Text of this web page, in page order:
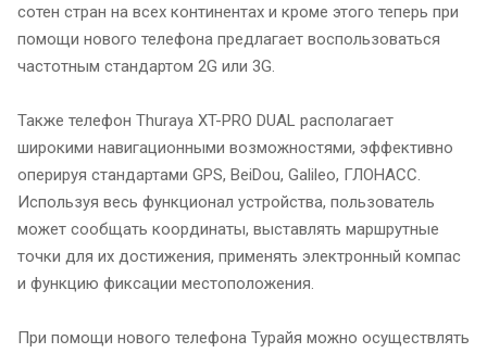
сотен стран на всех континентах и кроме этого теперь при
помощи нового телефона предлагает воспользоваться
частотным стандартом 2G или 3G.
Также телефон Thuraya XT-PRO DUAL располагает
широкими навигационными возможностями, эффективно
оперируя стандартами GPS, BeiDou, Galileo, ГЛОНАСС.
Используя весь функционал устройства, пользователь
может сообщать координаты, выставлять маршрутные
точки для их достижения, применять электронный компас
и функцию фиксации местоположения.
При помощи нового телефона Турайя можно осуществлять